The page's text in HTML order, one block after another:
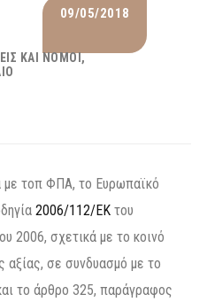
09/05/2018
ΚΑΙ ΝΌΜΟΙ
με τοπ ΦΠΑ, το Ευρωπαϊκό
2006/112/ΕΚ του
2006, σχετικά με το κοινό
αξίας, σε συνδυασμό με το
το άρθρο 325, παράγραφος